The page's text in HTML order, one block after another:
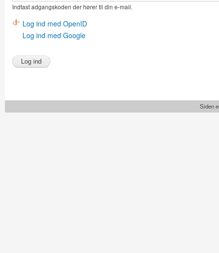
Indtast adgangskoden der hører til din e-mail.
Log ind med OpenID
Log ind med Google
Siden